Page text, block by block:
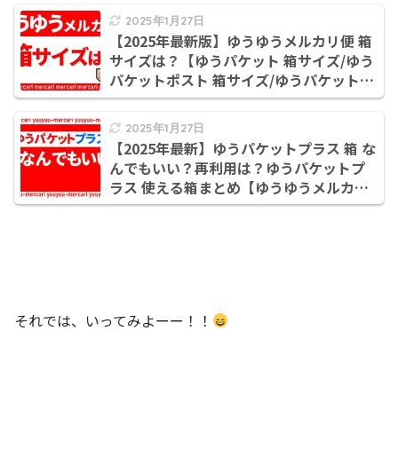
リ 箱 コンビニ/メルカリ 60サイズ コンビ
ニ】
2025年1月27日
【2025年最新版】ゆうゆうメルカリ便 箱
サイズは？【ゆうパケット 箱サイズ/ゆう
パケットポスト 箱サイズ/ゆうパケットプ
ラス 箱サイズ/ゆうパック 箱サイズ】
2025年1月27日
【2025年最新】ゆうパケットプラス 箱 な
んでもいい？再利用は？ゆうパケットプ
ラス 使える箱まとめ【ゆうゆうメルカリ
便 箱/ゆうパケットプラス 箱】
それでは、いってみよーー！！